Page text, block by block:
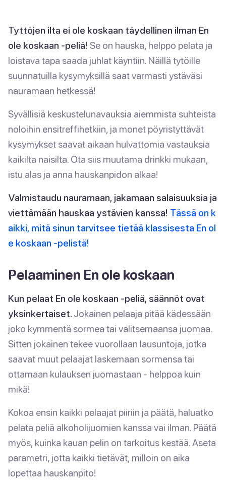
Tyttöjen ilta ei ole koskaan täydellinen ilman En
ole koskaan -peliä! Se on hauska, helppo pelata ja
loistava tapa saada juhlat käyntiin. Näillä tytöille
suunnatuilla kysymyksillä saat varmasti ystäväsi
nauramaan hetkessä!
Syvällisiä keskustelunavauksia aiemmista suhteista
noloihin ensitreffihetkiin, ja monet pöyristyttävät
kysymykset saavat aikaan hulvattomia vastauksia
kaikilta naisilta. Ota siis muutama drinkki mukaan,
istu alas ja anna hauskanpidon alkaa!
Valmistaudu nauramaan, jakamaan salaisuuksia ja
viettämään hauskaa ystävien kanssa! Tässä on k
aikki, mitä sinun tarvitsee tietää klassisesta En ol
e koskaan -pelistä!
Pelaaminen En ole koskaan
Kun pelaat En ole koskaan -peliä, säännöt ovat
yksinkertaiset. Jokainen pelaaja pitää kädessään
joko kymmentä sormea tai valitsemaansa juomaa.
Sitten jokainen tekee vuorollaan lausuntoja, jotka
saavat muut pelaajat laskemaan sormensa tai
ottamaan kulauksen juomastaan - helppoa kuin
mikä!
Kokoa ensin kaikki pelaajat piiriin ja päätä, haluatko
pelata peliä alkoholijuomien kanssa vai ilman. Päätä
myös, kuinka kauan pelin on tarkoitus kestää. Aseta
parametri, jotta kaikki tietävät, milloin on aika
lopettaa hauskanpito!